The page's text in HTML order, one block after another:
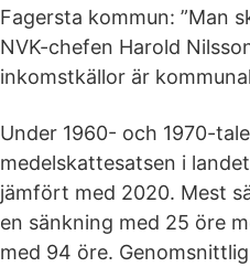
Fagersta kommun: ”Man
NVK-chefen Harold
inkomstkällor är
Under 1960- och 1970-
medelskattesatsen i
jämfört med 2020. Mest
en sänkning med 25 öre
med 94 öre.